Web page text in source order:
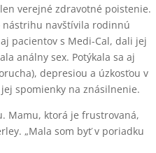
verejné zdravotné poistenie.
nástrihu navštívila rodinnú
pacientov s Medi-Cal, dali jej
análny sex. Potýkala sa aj
depresiou a úzkosťou v
spomienky na znásilnenie.
Mamu, ktorá je frustrovaná,
„Mala som byť v poriadku